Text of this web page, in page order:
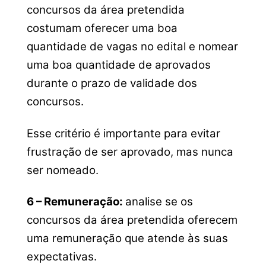
concursos da área pretendida
costumam oferecer uma boa
quantidade de vagas no edital e nomear
uma boa quantidade de aprovados
durante o prazo de validade dos
concursos.
Esse critério é importante para evitar
frustração de ser aprovado, mas nunca
ser nomeado.
6 – Remuneração: analise se os
concursos da área pretendida oferecem
uma remuneração que atende às suas
expectativas.